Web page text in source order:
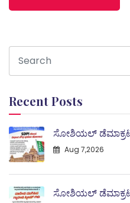
Recent Posts
ಸೋಶಿಯಲ್
Aug 7,2026
ಸೋಶಿಯಲ್